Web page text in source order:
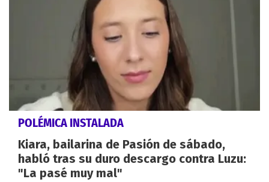
POLÉMICA INSTALADA
Kiara, bailarina de Pasión de sábado,
habló tras su duro descargo contra Luzu:
"La pasé muy mal"